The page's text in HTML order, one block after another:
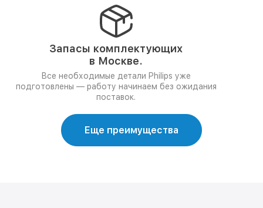
Запасы комплектующих
в Москве.
Все необходимые детали Philips уже
подготовлены — работу начинаем без ожидания
поставок.
Еще преимущества